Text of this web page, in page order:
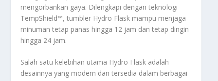
mengorbankan gaya. Dilengkapi dengan teknologi
TempShield™, tumbler Hydro Flask mampu menjaga
minuman tetap panas hingga 12 jam dan tetap dingin
hingga 24 jam.
Salah satu kelebihan utama Hydro Flask adalah
desainnya yang modern dan tersedia dalam berbagai